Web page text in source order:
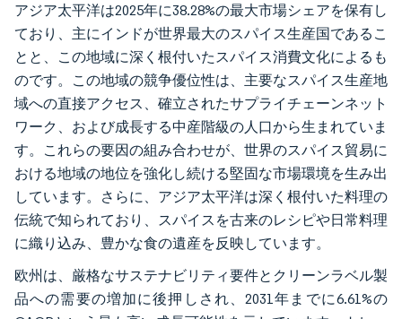
アジア太平洋は2025年に38.28%の最大市場シェアを保有し
ており、主にインドが世界最大のスパイス生産国であるこ
とと、この地域に深く根付いたスパイス消費文化によるも
のです。この地域の競争優位性は、主要なスパイス生産地
域への直接アクセス、確立されたサプライチェーンネット
ワーク、および成長する中産階級の人口から生まれていま
す。これらの要因の組み合わせが、世界のスパイス貿易に
おける地域の地位を強化し続ける堅固な市場環境を生み出
しています。さらに、アジア太平洋は深く根付いた料理の
伝統で知られており、スパイスを古来のレシピや日常料理
に織り込み、豊かな食の遺産を反映しています。
欧州は、厳格なサステナビリティ要件とクリーンラベル製
品への需要の増加に後押しされ、2031年までに6.61%の